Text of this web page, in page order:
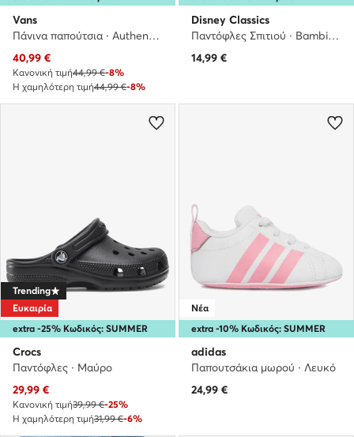
Vans
Πάνινα παπούτσια · Authentic · Μωβ
Τρέχουσα τιμή
40,99 €
Κανονική τιμή44,99 €-8%
Η χαμηλότερη τιμή44,99 €-8%
Disney Classics
Παντόφλες Σπιτιού · Bambi · Ανοιχτό ροζ
14,99 €
extra -25% Κωδικός: SUMMER
Trending
Ευκαιρία
Crocs
Παντόφλες · Μαύρο
Τρέχουσα τιμή
29,99 €
Κανονική τιμή39,99 €-25%
Η χαμηλότερη τιμή31,99 €-6%
extra -10% Κωδικός: SUMMER
Νέα
adidas
Παπουτσάκια μωρού · Λευκό
24,99 €